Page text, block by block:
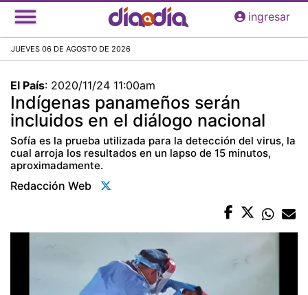
Pasar
al
principal
ingresar
JUEVES 06 DE AGOSTO DE 2026
El País: 2020/11/24 11:00am
Indígenas panameños serán
incluidos en el diálogo nacional
Sofía es la prueba utilizada para la detección del virus, la
cual arroja los resultados en un lapso de 15 minutos,
aproximadamente.
Redacción Web